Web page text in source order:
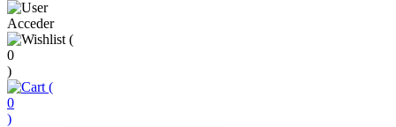
Acceder
(
0
)
(
0
)